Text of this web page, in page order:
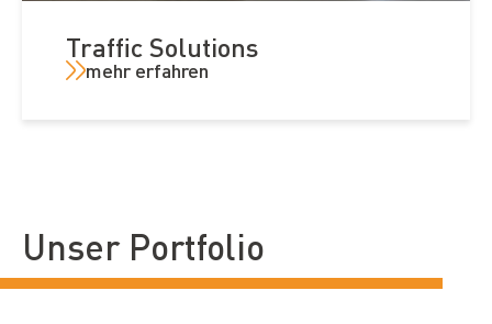
Traffic Solutions
mehr erfahren
Unser Portfolio